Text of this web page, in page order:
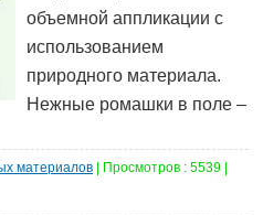
объемной аппликации с
использованием
природного материала.
Нежные ромашки в поле –
материалов | Просмотров : 5539 |